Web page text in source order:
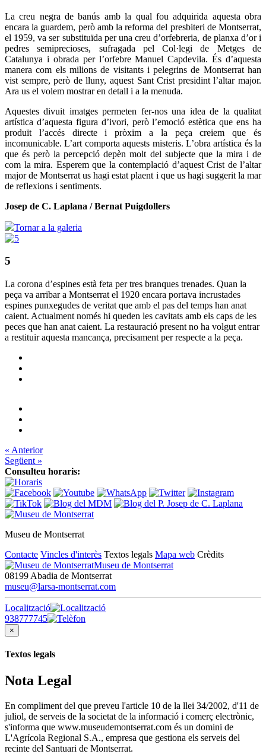
La creu negra de banús amb la qual fou adquirida aquesta obra
encara la guardem, però amb la reforma del presbiteri de Montserrat,
el 1959, va ser substituïda per una creu d’orfebreria, de planxa d’or i
pedres semiprecioses, sufragada pel Col·legi de Metges de
Catalunya i obrada per l’orfebre Manuel Capdevila. És d’aquesta
manera com els milions de visitants i pelegrins de Montserrat han
vist sempre, però de lluny, aquest Sant Crist presidint l’altar major.
Ara us el volem mostrar en detall i a la menuda.
Aquestes divuit imatges permeten fer-nos una idea de la qualitat
artística d’aquesta figura d’ivori, però l’emoció estètica que ens ha
produït l’accés directe i pròxim a la peça creiem que és
incomunicable. L’art comporta aquests misteris. L’obra artística és la
que és però la percepció depèn molt del subjecte que la mira i de
com la mira. Esperem que la contemplació d’aquest Crist de l’altar
major de Montserrat us hagi estat plaent i que us hagi suggerit la mar
de reflexions i sentiments.
Josep de C. Laplana /Bernat Puigdollers
Tornar a la galeria
5
La corona d’espines està feta per tres branques trenades. Quan la
peça va arribar a Montserrat el 1920 encara portava incrustades
espines punxegudes de veritat que amb el pas del temps han anat
caient. Actualment només hi queden les cavitats amb els caps de les
peces que han anat caient. La restauració present no ha volgut entrar
a restituir aquesta mancança, precisament per respecte a la peça.
« Anterior
Següent »
Consulteu horaris:
Museu de Montserrat
Contacte Vincles d'interès Textos legals Mapa web Crèdits
Museu de Montserrat
08199 Abadia de Montserrat
museu@larsa-montserrat.com
Localització
938777745
×
Textos legals
Nota Legal
En compliment del que preveu l'article 10 de la llei 34/2002, d'11 de
juliol, de serveis de la societat de la informació i comerç electrònic,
s'informa que www.museudemontserrat.com és un domini de
L'Agrícola Regional S.A., empresa que gestiona els serveis del
recinte del Santuari de Montserrat.